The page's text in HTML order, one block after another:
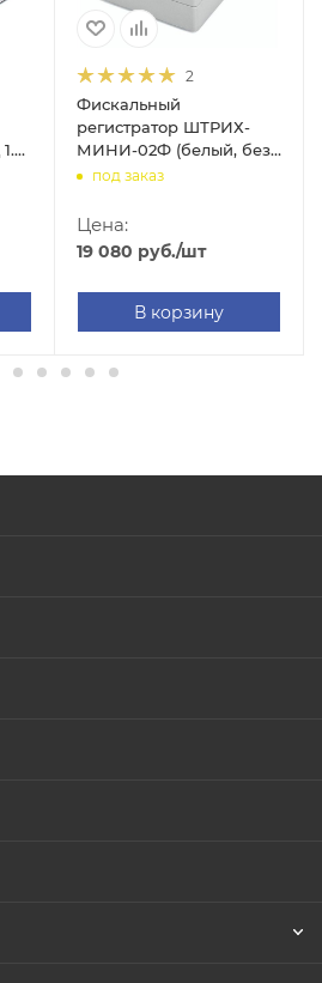
2
Фискальный
регистратор ШТРИХ-
МИНИ-02Ф (белый, без
ФН, USB/RS-232)
под заказ
Цена:
19 080 руб./шт
В корзину